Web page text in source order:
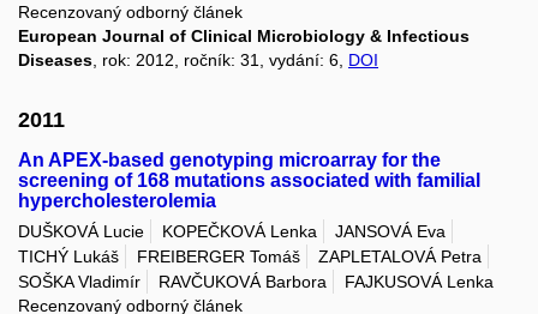
Recenzovaný odborný článek
European Journal of Clinical Microbiology & Infectious
Diseases , rok: 2012, ročník: 31, vydání: 6, DOI
2011
An APEX-based genotyping microarray for the
screening of 168 mutations associated with familial
hypercholesterolemia
DUŠKOVÁ Lucie KOPEČKOVÁ Lenka
JANSOVÁ Eva
TICHÝ Lukáš
FREIBERGER Tomáš
ZAPLETALOVÁ Petra
SOŠKA Vladimír
RAVČUKOVÁ Barbora
FAJKUSOVÁ Lenka
Recenzovaný odborný článek